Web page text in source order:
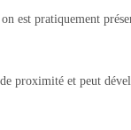
est pratiquement
proximité et peut